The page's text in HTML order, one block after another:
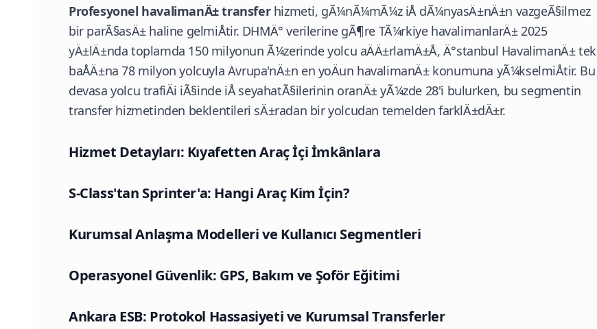
Profesyonel havalimanÄ± transferhizmeti, gÃ¼nÃ¼mÃ¼z iÅ dÃ¼nyasÄ±nÄ±n vazgeÃ§ilmez
bir parÃ§asÄ± haline gelmiÅtir. DHMÄ° verilerine gÃ¶re TÃ¼rkiye havalimanlarÄ± 2025
yÄ±lÄ±nda toplamda 150 milyonun Ã¼zerinde yolcu aÄÄ±rlamÄ±Å, Ä°stanbul HavalimanÄ± tek
baÅÄ±na 78 milyon yolcuyla Avrupa'nÄ±n en yoÄun havalimanÄ± konumuna yÃ¼kselmiÅtir. Bu
devasa yolcu trafiÄi iÃ§inde iÅ seyahatÃ§ilerinin oranÄ± yÃ¼zde 28'i bulurken, bu segmentin
transfer hizmetinden beklentileri sÄ±radan bir yolcudan temelden farklÄ±dÄ±r.
Hizmet Detayları: Kıyafetten Araç İçi İmkânlara
S-Class'tan Sprinter'a: Hangi Araç Kim İçin?
Kurumsal Anlaşma Modelleri ve Kullanıcı Segmentleri
Operasyonel Güvenlik: GPS, Bakım ve Şoför Eğitimi
Ankara ESB: Protokol Hassasiyeti ve Kurumsal Transferler